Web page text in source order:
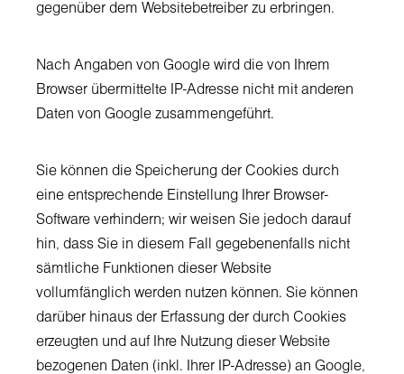
gegenüber dem Websitebetreiber zu erbringen.
Nach Angaben von Google wird die von Ihrem
Browser übermittelte IP-Adresse nicht mit anderen
Daten von Google zusammengeführt.
Sie können die Speicherung der Cookies durch
eine entsprechende Einstellung Ihrer Browser-
Software verhindern; wir weisen Sie jedoch darauf
hin, dass Sie in diesem Fall gegebenenfalls nicht
sämtliche Funktionen dieser Website
vollumfänglich werden nutzen können. Sie können
darüber hinaus der Erfassung der durch Cookies
erzeugten und auf Ihre Nutzung dieser Website
bezogenen Daten (inkl. Ihrer IP-Adresse) an Google,